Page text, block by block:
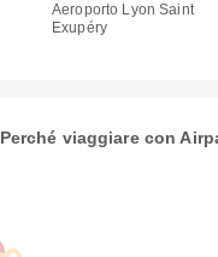
Aeroporto Lyon Saint
Exupéry
Perché viaggiare con